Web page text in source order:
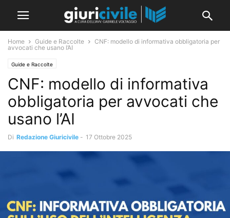
Home Guide e Raccolte
CNF: modello di informativa obbligatoria per
avvocati che usano l’AI
Guide e Raccolte
CNF: modello di informativa
obbligatoria per avvocati che
usano l’AI
Di Redazione Giuricivile - 17 Ottobre 2025